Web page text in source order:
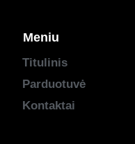
Meniu
Titulinis
Parduotuvė
Kontaktai